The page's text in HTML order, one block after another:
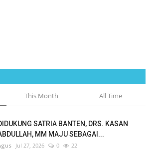
This Month All Time
SATRIA BANTEN, DRS. KASAN
MM MAJU SEBAGAI...
Jul 27, 2026 0 22